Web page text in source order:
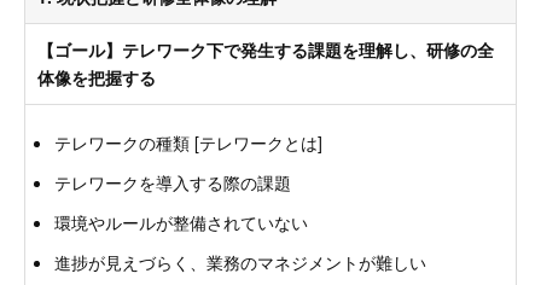
【ゴール】テレワーク下で発生する課題を理解し、研修の全
体像を把握する
テレワークの種類 [テレワークとは]
テレワークを導入する際の課題
環境やルールが整備されていない
進捗が見えづらく、業務のマネジメントが難しい